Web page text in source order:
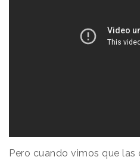
Pero cuando vimos que